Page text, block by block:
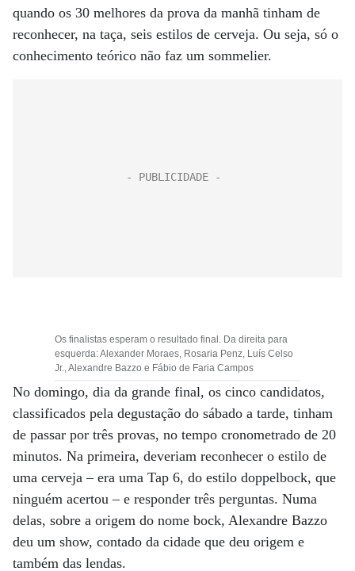
quando os 30 melhores da prova da manhã tinham de
reconhecer, na taça, seis estilos de cerveja. Ou seja, só o
conhecimento teórico não faz um sommelier.
Os finalistas esperam o resultado final. Da direita para
esquerda: Alexander Moraes, Rosaria Penz, Luís Celso
Jr., Alexandre Bazzo e Fábio de Faria Campos
No domingo, dia da grande final, os cinco candidatos,
classificados pela degustação do sábado a tarde, tinham
de passar por três provas, no tempo cronometrado de 20
minutos. Na primeira, deveriam reconhecer o estilo de
uma cerveja – era uma Tap 6, do estilo doppelbock, que
ninguém acertou – e responder três perguntas. Numa
delas, sobre a origem do nome bock, Alexandre Bazzo
deu um show, contado da cidade que deu origem e
também das lendas.